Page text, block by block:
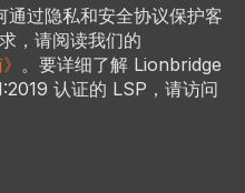
过隐私和安全协议保护客
，请阅读我们的
。要详细了解 Lionbridge
认证的 LSP，请访问